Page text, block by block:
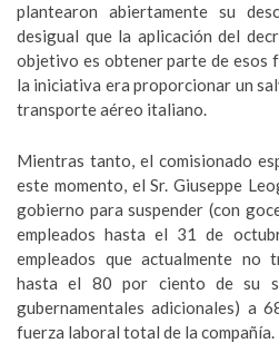
plantearon abiertamente su
desigual que la aplicación del
objetivo es obtener parte de esos
la iniciativa era proporcionar un
transporte aéreo italiano.
Mientras tanto, el comisionado
este momento, el Sr. Giuseppe
gobierno para suspender (con
empleados hasta el 31 de
empleados que actualmente no
hasta el 80 por ciento de su
gubernamentales adicionales) a
fuerza laboral total de la compañía.